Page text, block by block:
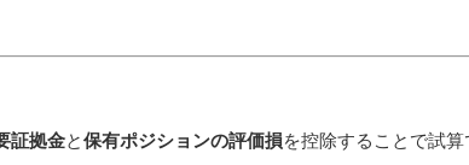
証拠金と保有ポジションの評価損を控除することで試算